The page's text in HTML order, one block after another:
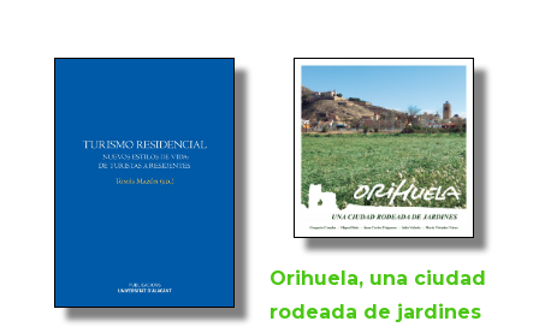
Orihuela, una ciudad
rodeada de jardines